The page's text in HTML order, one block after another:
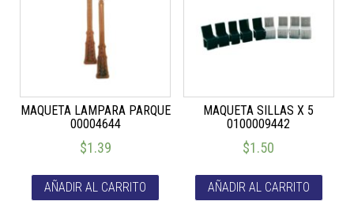
MAQUETA LAMPARA PARQUE
00004644
$1.39
AÑADIR AL CARRITO
MAQUETA SILLAS X 5
0100009442
$1.50
AÑADIR AL CARRITO